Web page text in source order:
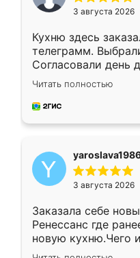
3 августа 2026
Кухню здесь
телеграмм.
Согласовали день
недели кухня была
довольны
мебель за
Читать полностью
3 августа 2026
Заказала себе
Ренессанс где
новую кухню.Чего
вполне довольна.